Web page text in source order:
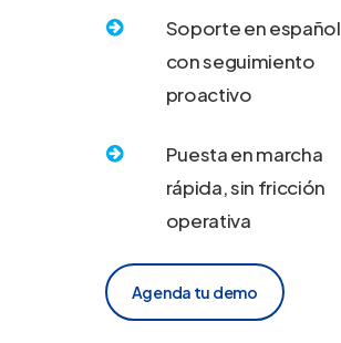
Soporte en español
con seguimiento
proactivo
Puesta en marcha
rápida, sin fricción
operativa
Agenda tu demo